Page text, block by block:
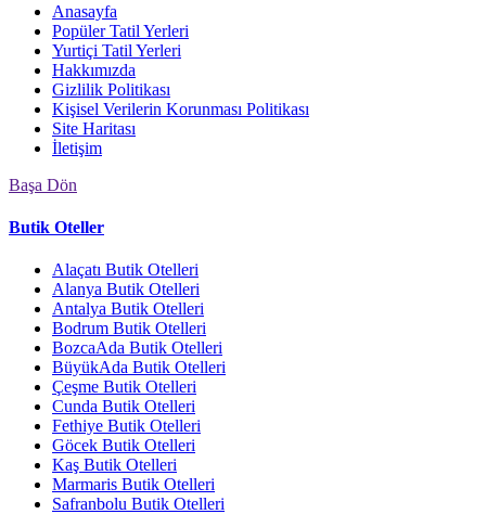
Anasayfa
Popüler Tatil Yerleri
Yurtiçi Tatil Yerleri
Hakkımızda
Gizlilik Politikası
Kişisel Verilerin Korunması Politikası
Site Haritası
İletişim
Başa Dön
Butik Oteller
Alaçatı Butik Otelleri
Alanya Butik Otelleri
Antalya Butik Otelleri
Bodrum Butik Otelleri
BozcaAda Butik Otelleri
BüyükAda Butik Otelleri
Çeşme Butik Otelleri
Cunda Butik Otelleri
Fethiye Butik Otelleri
Göcek Butik Otelleri
Kaş Butik Otelleri
Marmaris Butik Otelleri
Safranbolu Butik Otelleri